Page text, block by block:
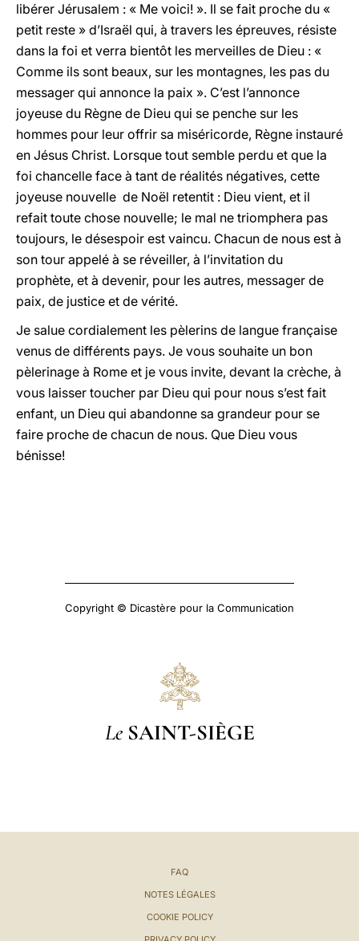
libérer Jérusalem : « Me voici! ». Il se fait proche du «
petit reste » d’Israël qui, à travers les épreuves, résiste
dans la foi et verra bientôt les merveilles de Dieu : «
Comme ils sont beaux, sur les montagnes, les pas du
messager qui annonce la paix ». C’est l’annonce
joyeuse du Règne de Dieu qui se penche sur les
hommes pour leur offrir sa miséricorde, Règne instauré
en Jésus Christ. Lorsque tout semble perdu et que la
foi chancelle face à tant de réalités négatives, cette
joyeuse nouvelle de Noël retentit : Dieu vient, et il
refait toute chose nouvelle; le mal ne triomphera pas
toujours, le désespoir est vaincu. Chacun de nous est à
son tour appelé à se réveiller, à l’invitation du
prophète, et à devenir, pour les autres, messager de
paix, de justice et de vérité.
Je salue cordialement les pèlerins de langue française
venus de différents pays. Je vous souhaite un bon
pèlerinage à Rome et je vous invite, devant la crèche, à
vous laisser toucher par Dieu qui pour nous s’est fait
enfant, un Dieu qui abandonne sa grandeur pour se
faire proche de chacun de nous. Que Dieu vous
bénisse!
Copyright © Dicastère pour la Communication
Le SAINT-SIÈGE
FAQ
NOTES LÉGALES
COOKIE POLICY